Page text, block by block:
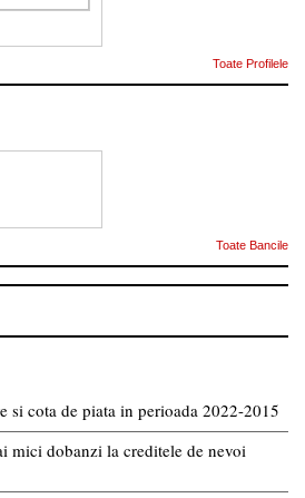
Toate Profilele
Toate Bancile
si cota de piata in perioada 2022-2015
mici dobanzi la creditele de nevoi